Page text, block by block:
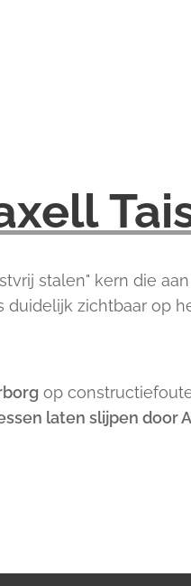
stalen" kern die
duidelijk zichtbaar op
op
laten slijpen door